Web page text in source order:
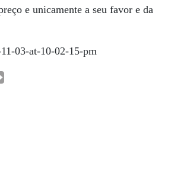
e unicamente a seu favor e da